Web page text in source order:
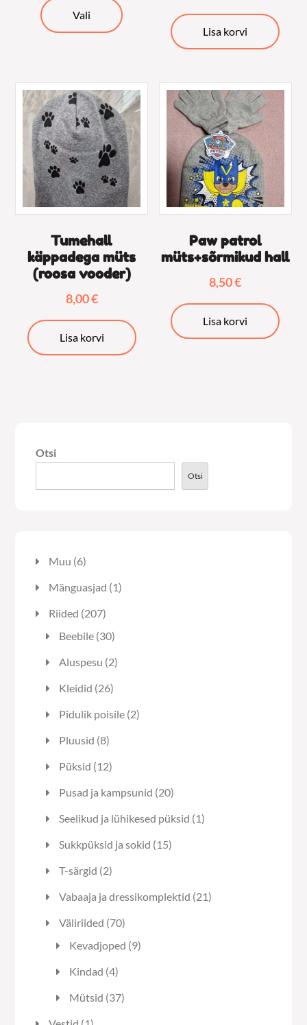
Vali
tootel
Valikuid
saab
teha
tootelehel.
Lisa korvi
Tumehall
käppadega müts
(roosa vooder)
8,00€
Lisa korvi
Paw patrol
müts+sõrmikud hall
8,50€
Lisa korvi
Otsi
Otsi
Muu 66
toodet
Mänguasjad 11
Riided 207207
toodet
Beebile 3030
Aluspesu 22
Kleidid 2626
toodet
Pidulik poisile 22
Pluusid 88
Püksid 1212
Pusad ja kampsunid 2020
toodet
Seelikud ja lühikesed püksid 11
Sukkpüksid ja sokid 1515
T-särgid 22
Vabaaja ja dressikomplektid 2121
Väliriided 7070
toodet
Kevadjoped 99
Kindad 44
Mütsid 3737